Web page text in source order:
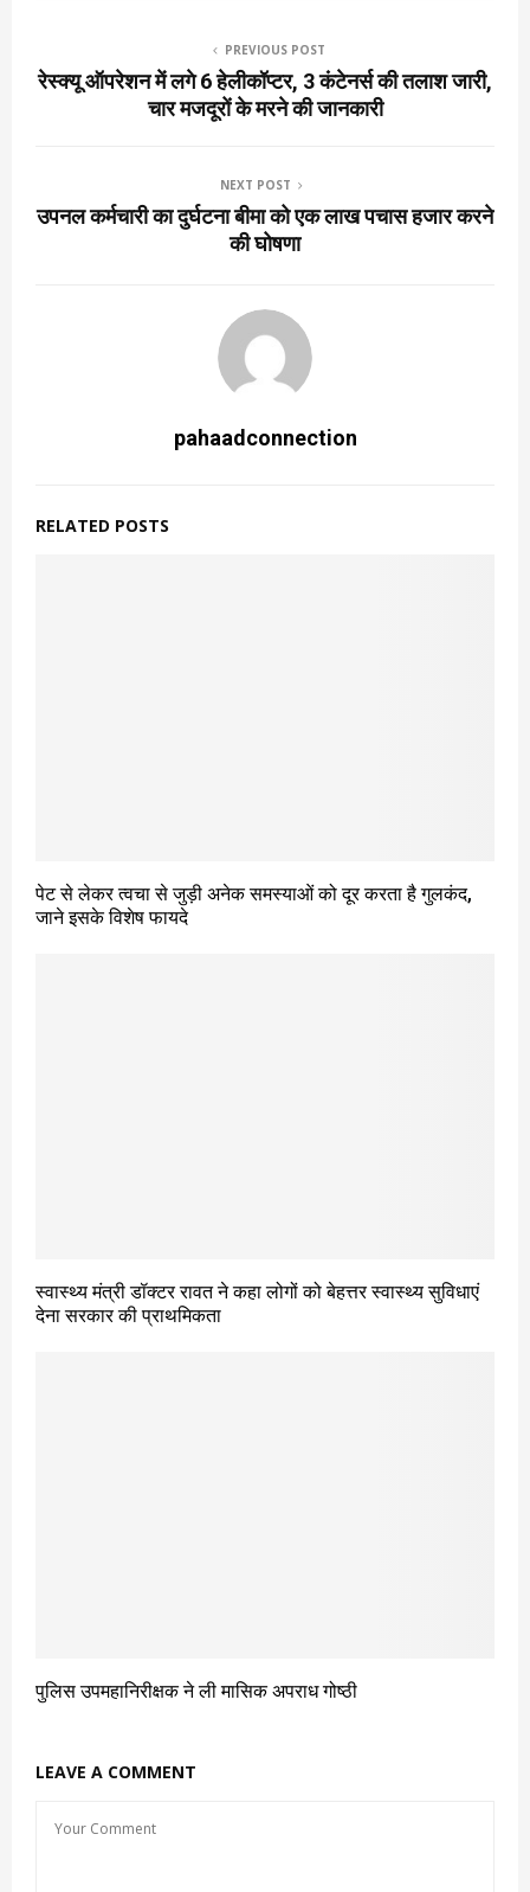
PREVIOUS POST
रेस्क्यू ऑपरेशन में लगे 6 हेलीकॉप्टर, 3 कंटेनर्स की तलाश जारी,
चार मजदूरों के मरने की जानकारी
NEXT POST
उपनल कर्मचारी का दुर्घटना बीमा को एक लाख पचास हजार करने
की घोषणा
pahaadconnection
RELATED POSTS
पेट से लेकर त्वचा से जुड़ी अनेक समस्याओं को दूर करता है गुलकंद,
जाने इसके विशेष फायदे
स्वास्थ्य मंत्री डॉक्टर रावत ने कहा लोगों को बेहत्तर स्वास्थ्य सुविधाएं
देना सरकार की प्राथमिकता
पुलिस उपमहानिरीक्षक ने ली मासिक अपराध गोष्ठी
LEAVE A COMMENT